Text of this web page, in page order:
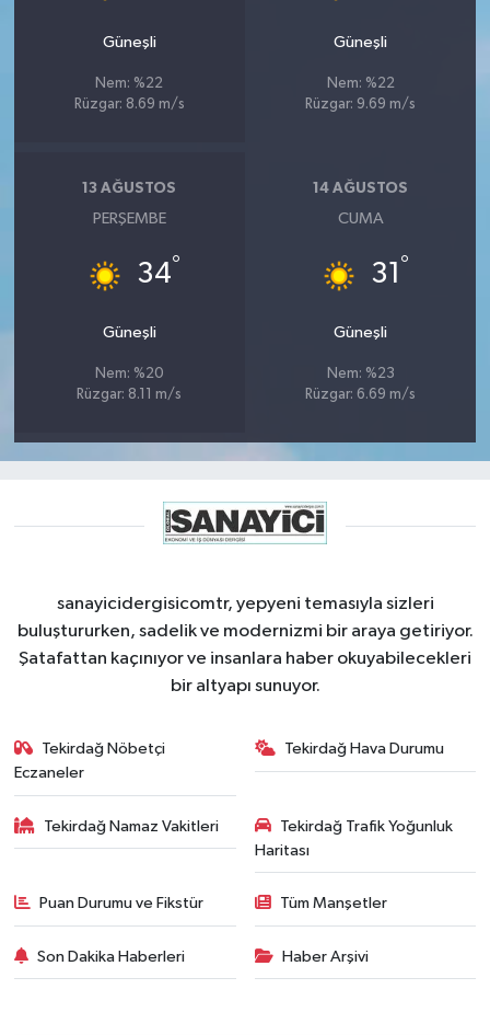
Güneşli
Nem: %22
Rüzgar: 8.69 m/s
Güneşli
Nem: %22
Rüzgar: 9.69 m/s
13 AĞUSTOS
PERŞEMBE
34°
Güneşli
Nem: %20
Rüzgar: 8.11 m/s
14 AĞUSTOS
CUMA
31 °
Güneşli
Nem: %23
Rüzgar: 6.69 m/s
sanayicidergisicomtr, yepyeni temasıyla sizleri
buluştururken, sadelik ve modernizmi bir araya getiriyor.
Şatafattan kaçınıyor ve insanlara haber okuyabilecekleri
bir altyapı sunuyor.
Tekirdağ Nöbetçi
Eczaneler
Tekirdağ Hava Durumu
Tekirdağ Namaz Vakitleri
Tekirdağ Trafik Yoğunluk
Haritası
Puan Durumu ve Fikstür Tüm Manşetler
Son Dakika Haberleri Haber Arşivi